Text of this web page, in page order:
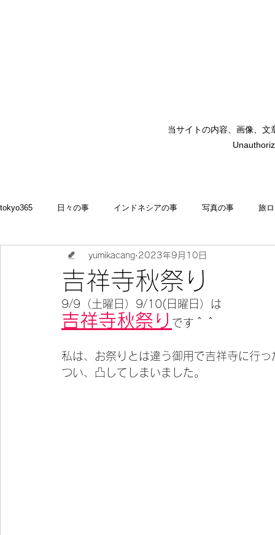
当サイトの内容、画像、
tokyo365 日々の事 インドネシアの事 写真の事 旅
食いしん坊 blog お料理・memasak
今宵の一冊
吉祥寺秋祭り
yumikacang 2023年9月10日
9/9（土曜日）9/10(日曜日）は
吉祥寺秋祭り です＾＾
私は、お祭りとは違う御用で吉祥寺に行っ
つい、凸してしまいました。